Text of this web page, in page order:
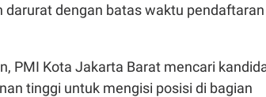
darurat dengan batas waktu pendaftaran
PMI Kota Jakarta Barat mencari
tinggi untuk mengisi posisi di bagian